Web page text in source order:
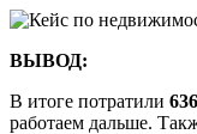
ВЫВОД:
В итоге потратили
работаем дальше.